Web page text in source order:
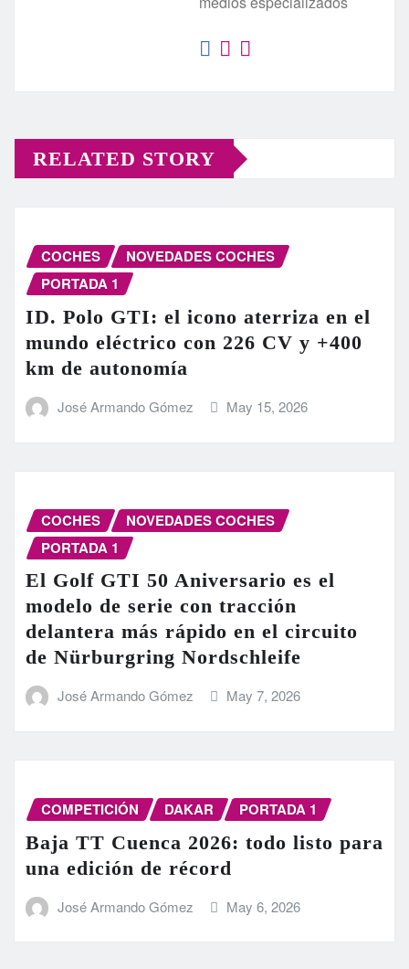
RELATED STORY
COCHES
NOVEDADES COCHES
PORTADA 1
ID. Polo GTI: el icono aterriza en el
mundo eléctrico con 226 CV y +400
km de autonomía
José Armando Gómez May 15, 2026
COCHES
NOVEDADES COCHES
PORTADA 1
El Golf GTI 50 Aniversario es el
modelo de serie con tracción
delantera más rápido en el circuito
de Nürburgring Nordschleife
José Armando Gómez May 7, 2026
COMPETICIÓN DAKAR PORTADA 1
Baja TT Cuenca 2026: todo listo para
una edición de récord
José Armando Gómez May 6, 2026